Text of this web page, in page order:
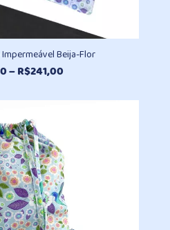
Beija-Flor
–R$241,00
preço: